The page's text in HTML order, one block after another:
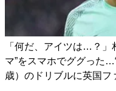
「何だ、アイツは…？」
マ”をスマホでググった
歳）のドリブルに英国フ